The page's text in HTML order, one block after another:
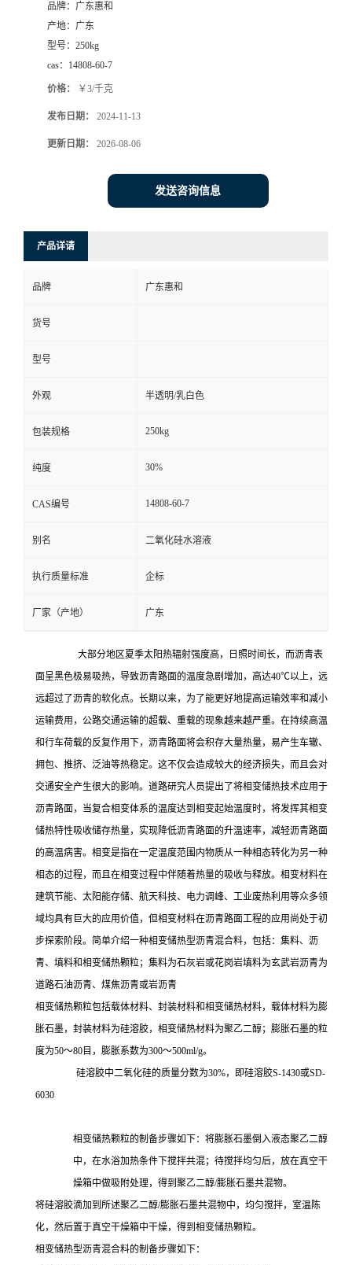
品牌： 广东惠和
产地： 广东
型号： 250kg
cas： 14808-60-7
价格： ￥3/千克
发布日期： 2024-11-13
更新日期： 2026-08-06
发送咨询信息
产品详请
品牌 广东惠和
货号
型号
外观 半透明/乳白色
包装规格 250kg
纯度 30%
CAS编号 14808-60-7
别名 二氧化硅水溶液
执行质量标准 企标
厂家（产地） 广东
大部分地区夏季太阳热辐射强度高，日照时间长，而沥青表
面呈黑色极易吸热，导致沥青路面的温度急剧增加，高达40℃以上，远
远超过了沥青的软化点。长期以来，为了能更好地提高运输效率和减小
运输费用，公路交通运输的超载、重载的现象越来越严重。在持续高温
和行车荷载的反复作用下，沥青路面将会积存大量热量，易产生车辙、
拥包、推挤、泛油等热稳定。这不仅会造成较大的经济损失，而且会对
交通安全产生很大的影响。道路研究人员提出了将相变储热技术应用于
沥青路面，当复合相变体系的温度达到相变起始温度时，将发挥其相变
储热特性吸收储存热量，实现降低沥青路面的升温速率，减轻沥青路面
的高温病害。相变是指在一定温度范围内物质从一种相态转化为另一种
相态的过程，而且在相变过程中伴随着热量的吸收与释放。相变材料在
建筑节能、太阳能存储、航天科技、电力调峰、工业废热利用等众多领
域均具有巨大的应用价值，但相变材料在沥青路面工程的应用尚处于初
步探索阶段。简单介绍一种相变储热型沥青混合料，包括：集料、沥
青、填料和相变储热颗粒；集料为石灰岩或花岗岩填料为玄武岩沥青为
道路石油沥青、煤焦沥青或岩沥青
相变储热颗粒包括载体材料、封装材料和相变储热材料，载体材料为膨
胀石墨，封装材料为硅溶胶，相变储热材料为聚乙二醇；膨胀石墨的粒
度为50～80目，膨胀系数为300～500ml/g。
硅溶胶中二氧化硅的质量分数为30%，即硅溶胶S-1430或SD-
6030
相变储热颗粒的制备步骤如下：将膨胀石墨倒入液态聚乙二醇
中，在水浴加热条件下搅拌共混；待搅拌均匀后，放在真空干
燥箱中做吸附处理，得到聚乙二醇/膨胀石墨共混物。
将硅溶胶滴加到所述聚乙二醇/膨胀石墨共混物中，均匀搅拌，室温陈
化，然后置于真空干燥箱中干燥，得到相变储热颗粒。
相变储热型沥青混合料的制备步骤如下：